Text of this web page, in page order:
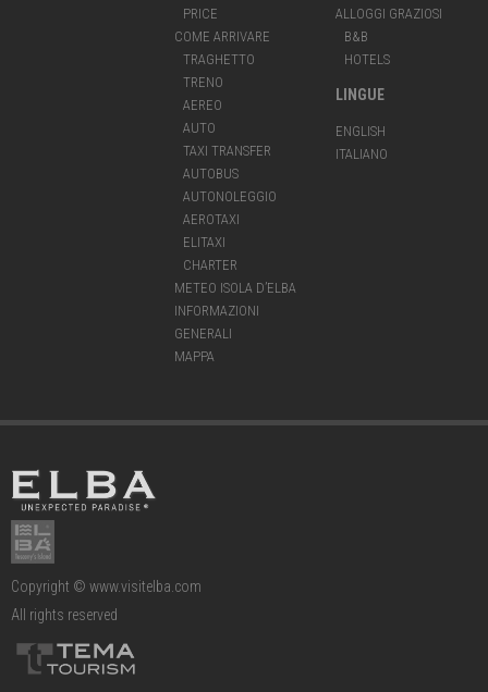
PRICE
COME ARRIVARE
TRAGHETTO
TRENO
AEREO
AUTO
TAXI TRANSFER
AUTOBUS
AUTONOLEGGIO
AEROTAXI
ELITAXI
CHARTER
METEO ISOLA D’ELBA
INFORMAZIONI
GENERALI
MAPPA
ALLOGGI GRAZIOSI
B&B
HOTELS
LINGUE
ENGLISH
ITALIANO
Copyright © www.visitelba.com
All rights reserved